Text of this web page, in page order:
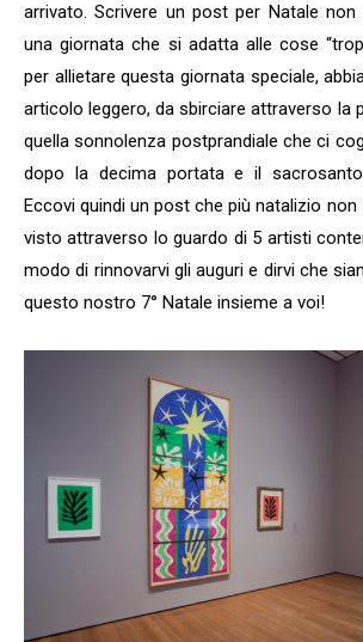
arrivato. Scrivere un post per Natale
una giornata che si adatta alle cose
per allietare questa giornata speciale,
articolo leggero, da sbirciare attraverso la
quella sonnolenza postprandiale che ci
dopo la decima portata e il sacrosanto
Eccovi quindi un post che più natalizio
visto attraverso lo guardo di 5 artisti
modo di rinnovarvi gli auguri e dirvi che
questo nostro 7° Natale insieme a voi!